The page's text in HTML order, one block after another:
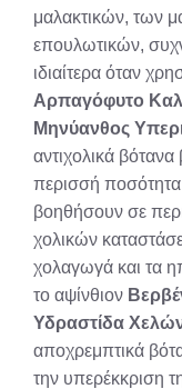
μαλακτικών, των
επουλωτικών,
ιδιαίτερα όταν
Αρπαγόφυτο
Μηνύανθος
αντιχολικά
περισσή
βοηθήσουν σε
χολικών
χολαγωγά και τα
το αψίνθιον
Υδραστίδα
αποχρεμπτικά
την υπερέκκριση